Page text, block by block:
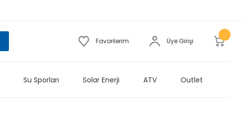
Favorilerim Üye Girişi
Su Sporları Solar Enerji ATV Outlet